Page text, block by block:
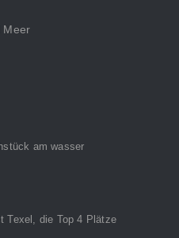
Meer
am wasser
Texel, die Top 4 Plätze